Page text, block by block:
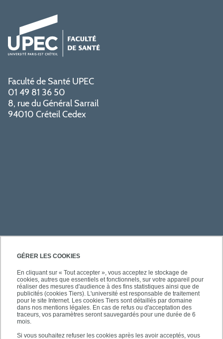
GÉRER LES COOKIES
En cliquant sur « Tout accepter », vous acceptez le stockage de
cookies, autres que essentiels et fonctionnels, sur votre appareil pour
réaliser des mesures d'audience à des fins statistiques ainsi que de
publicités (cookies Tiers). L'université est responsable de traitement
pour le site Internet. Les cookies Tiers sont détaillés par domaine
dans nos mentions légales. En cas de refus ou d'acceptation des
traceurs, vos paramètres seront sauvegardés pour une durée de 6
mois.
Si vous souhaitez refuser les cookies après les avoir acceptés, vous
Faculté de Santé UPEC
01 49 81 36 50
8, rue du Général Sarrail
94010 Créteil Cedex
PRATIQUE
ACCÈS RAPIDES
SUIVEZ-NOUS